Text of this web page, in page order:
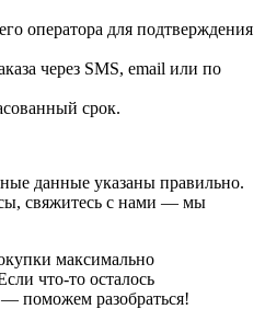
оператора для подтверждения
через SMS, email или по
срок.
данные указаны правильно.
свяжитесь с нами — мы
максимально
что-то осталось
поможем разобраться!